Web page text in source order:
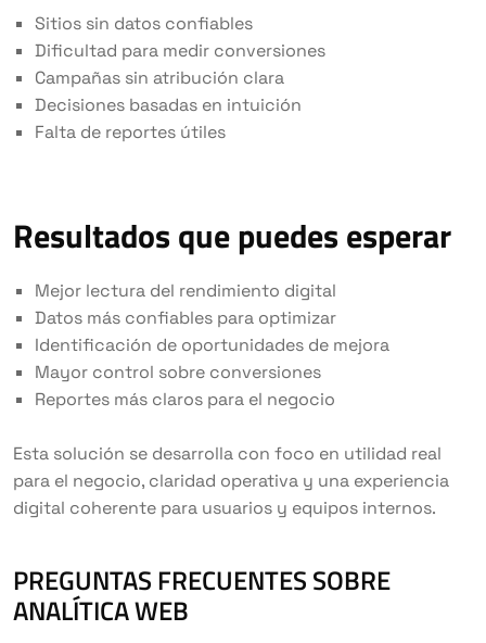
Sitios sin datos confiables
Dificultad para medir conversiones
Campañas sin atribución clara
Decisiones basadas en intuición
Falta de reportes útiles
Resultados que puedes esperar
Mejor lectura del rendimiento digital
Datos más confiables para optimizar
Identificación de oportunidades de mejora
Mayor control sobre conversiones
Reportes más claros para el negocio
Esta solución se desarrolla con foco en utilidad real
para el negocio, claridad operativa y una experiencia
digital coherente para usuarios y equipos internos.
PREGUNTAS FRECUENTES SOBRE
ANALÍTICA WEB